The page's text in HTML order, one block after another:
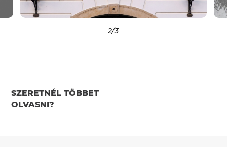
2/3
SZERETNÉL TÖBBET
OLVASNI?